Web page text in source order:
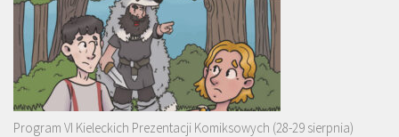
Program VI Kieleckich Prezentacji Komiksowych (28-29 sierpnia)